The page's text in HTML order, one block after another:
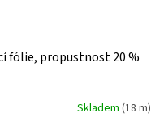
fólie, propustnost 20 %
Skladem(18 m)